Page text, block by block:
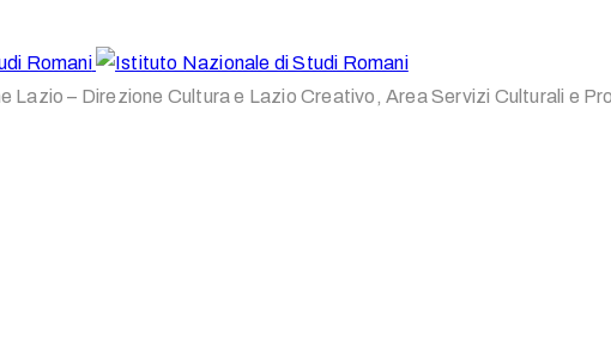
– Direzione Cultura e Lazio Creativo, Area Servizi Culturali e